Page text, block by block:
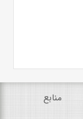
منابع